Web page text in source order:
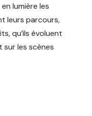
lumière les
leurs parcours,
qu’ils évoluent
sur les scènes